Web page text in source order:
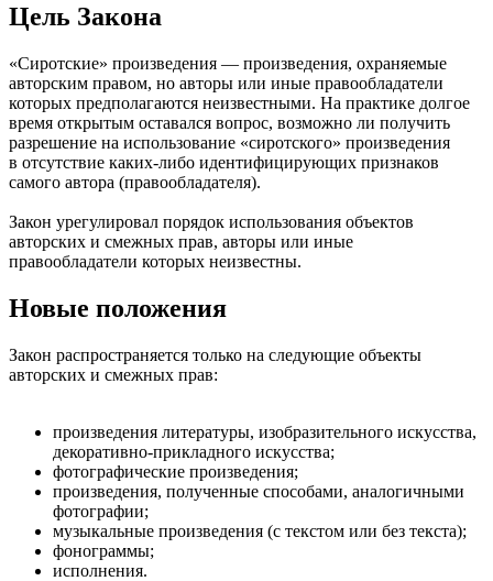
Цель Закона
«Сиротские» произведения — произведения, охраняемые
авторским правом, но авторы или иные правообладатели
которых предполагаются неизвестными. На практике долгое
время открытым оставался вопрос, возможно ли получить
разрешение на использование «сиротского» произведения
в отсутствие каких-либо идентифицирующих признаков
самого автора (правообладателя).
Закон урегулировал порядок использования объектов
авторских и смежных прав, авторы или иные
правообладатели которых неизвестны.
Новые положения
Закон распространяется только на следующие объекты
авторских и смежных прав:
произведения литературы, изобразительного искусства,
декоративно-прикладного искусства;
фотографические произведения;
произведения, полученные способами, аналогичными
фотографии;
музыкальные произведения (с текстом или без текста);
фонограммы;
исполнения.